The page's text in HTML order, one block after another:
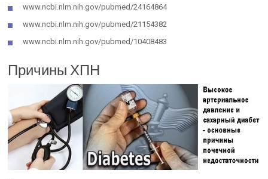
www.ncbi.nlm.nih.gov/pubmed/24164864
www.ncbi.nlm.nih.gov/pubmed/21154382
www.ncbi.nlm.nih.gov/pubmed/10408483
Причины ХПН